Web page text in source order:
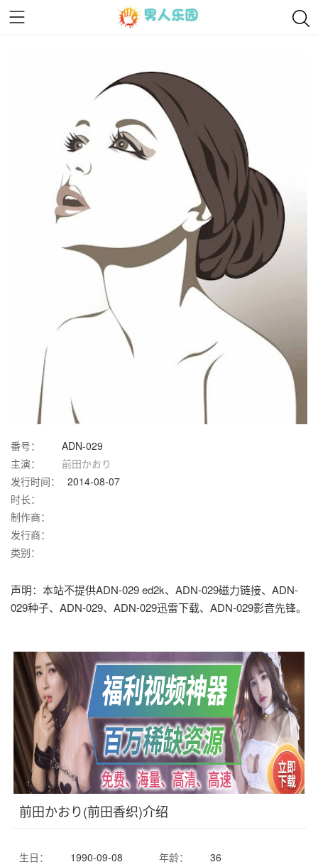
番号：
ADN-029
主演：
前田かおり
发行时间：
2014-08-07
时长：
制作商：
发行商：
类别：
声明：本站不提供ADN-029 ed2k、ADN-029磁力链接、ADN-
029种子、ADN-029、ADN-029迅雷下载、ADN-029影音先锋。
前田かおり(前田香织)介绍
生日： 1990-09-08 年龄：
36